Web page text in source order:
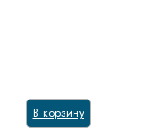
В корзину